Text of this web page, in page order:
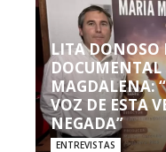
LITA DONOSO
MAGDALENA:
VOZ DE ESTA
NEGADA”
ENTREVISTAS